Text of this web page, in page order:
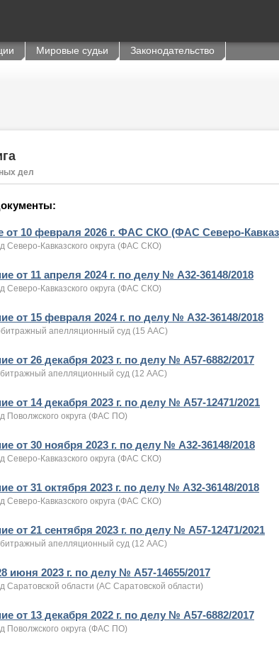
Мировые судьи Законодательство
дел
от 10 февраля 2026 г. ФАС СКО (ФАС Северо-
Северо-Кавказского округа (ФАС СКО)
от 11 апреля 2024 г. по делу № А32-36148/2018
Северо-Кавказского округа (ФАС СКО)
от 15 февраля 2024 г. по делу № А32-36148/2018
апелляционный суд (15 ААС)
от 26 декабря 2023 г. по делу № А57-6882/2017
апелляционный суд (12 ААС)
от 14 декабря 2023 г. по делу № А57-12471/2021
Поволжского округа (ФАС ПО)
от 30 ноября 2023 г. по делу № А32-36148/2018
Северо-Кавказского округа (ФАС СКО)
от 31 октября 2023 г. по делу № А32-36148/2018
Северо-Кавказского округа (ФАС СКО)
от 21 сентября 2023 г. по делу № А57-12471/2021
апелляционный суд (12 ААС)
июня 2023 г. по делу № А57-14655/2017
Саратовской области (АС Саратовской области)
от 13 декабря 2022 г. по делу № А57-6882/2017
Поволжского округа (ФАС ПО)